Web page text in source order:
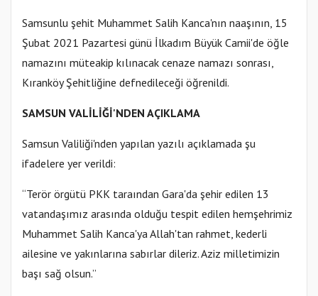
Samsunlu şehit Muhammet Salih Kanca'nın naaşının, 15
Şubat 2021 Pazartesi günü İlkadım Büyük Camii'de öğle
namazını müteakip kılınacak cenaze namazı sonrası,
Kıranköy Şehitliğine defnedileceği öğrenildi.
SAMSUN VALİLİĞİ'NDEN AÇIKLAMA
Samsun Valiliği'nden yapılan yazılı açıklamada şu
ifadelere yer verildi:
“Terör örgütü PKK taraından Gara'da şehir edilen 13
vatandaşımız arasında olduğu tespit edilen hemşehrimiz
Muhammet Salih Kanca'ya Allah'tan rahmet, kederli
ailesine ve yakınlarına sabırlar dileriz. Aziz milletimizin
başı sağ olsun.”